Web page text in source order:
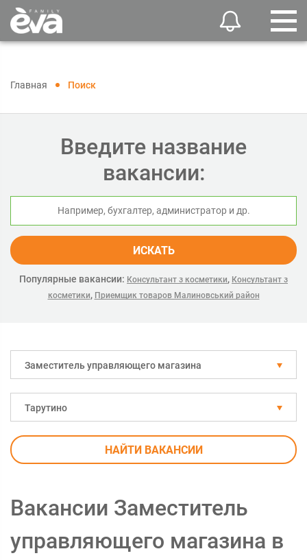
Главная Поиск
Введите название
вакансии:
ИСКАТЬ
Популярные вакансии: Консультант з косметики, Консультант з
косметики, Приемщик товаров Малиновський район
Заместитель управляющего магазина
Тарутино
НАЙТИ ВАКАНСИИ
Вакансии Заместитель
управляющего магазина в